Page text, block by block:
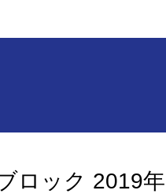
ロック 2019